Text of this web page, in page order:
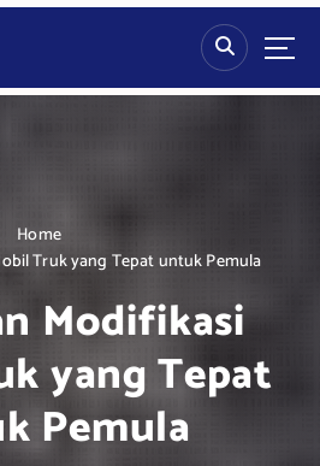
Home
Truk yang Tepat untuk Pemula
Modifikasi
yang Tepat
Pemula